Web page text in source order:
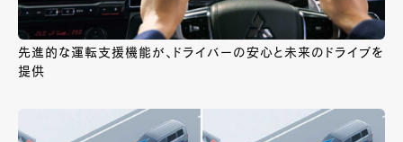
先進的な運転支援機能が、ドライバーの安心と未来のドライブを
提供